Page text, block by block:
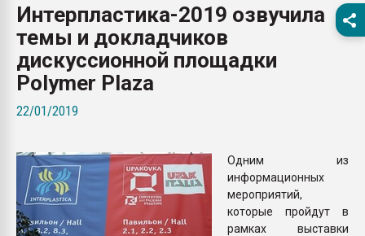
вакуумного
Продам отходы
Armaloy PC/ABS-1IM
Интерпластика-2019 озвучила
темы и докладчиков
дискуссионной площадки
Polymer Plaza
22/01/2019
Одним из
информационных
мероприятий,
которые пройдут в
рамках выставки